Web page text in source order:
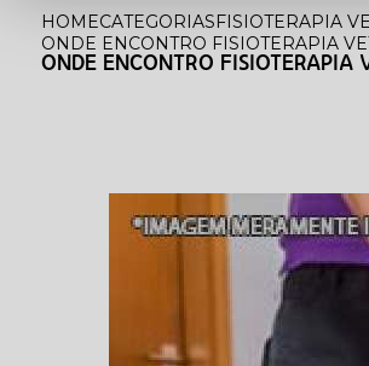
HOMECATEGORIASFISIOTERAPIA
ONDE ENCONTRO FISIOTERAPIA
ONDE ENCONTRO FISIOTERAPIA